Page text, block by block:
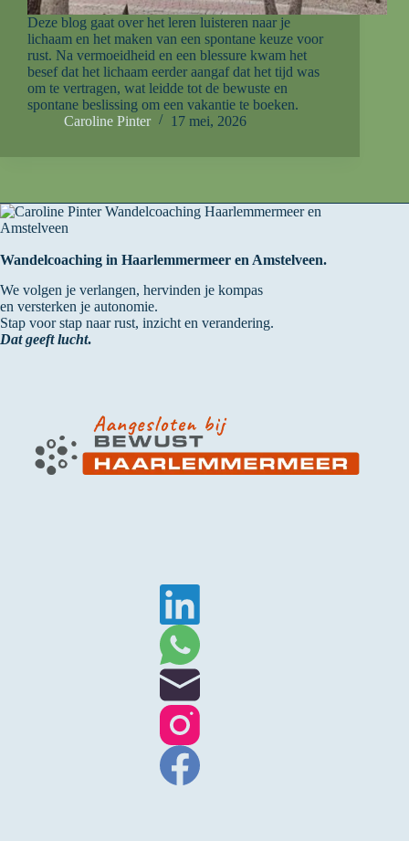
Deze blog gaat over het leren luisteren naar je
lichaam en het maken van een spontane keuze voor
rust. Na vermoeidheid en een blessure kwam het
besef dat het lichaam eerder aangaf dat het tijd was
om te vertragen, wat leidde tot de bewuste en
spontane beslissing om een vakantie te boeken.
Caroline Pinter
17 mei, 2026
Wandelcoaching in Haarlemmermeer en Amstelveen.
We volgen je verlangen, hervinden je kompas
en versterken je autonomie.
Stap voor stap naar rust, inzicht en verandering.
Dat geeft lucht.